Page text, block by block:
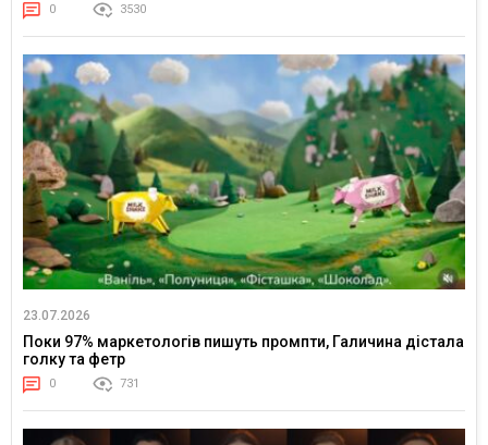
0 3530
23.07.2026
Поки 97% маркетологів пишуть промпти, Галичина дістала
голку та фетр
0 731